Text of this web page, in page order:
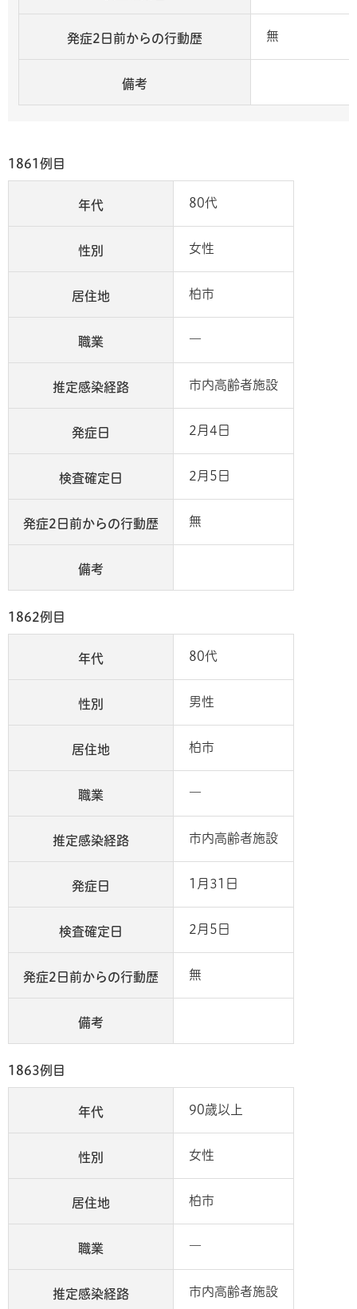
発症2日前からの行動歴 無
備考
1861例目
年代 80代
性別 女性
居住地 柏市
職業 ―
推定感染経路 市内高齢者施設
発症日 2月4日
検査確定日 2月5日
発症2日前からの行動歴 無
備考
1862例目
年代 80代
性別 男性
居住地 柏市
職業 ―
推定感染経路 市内高齢者施設
発症日 1月31日
検査確定日 2月5日
発症2日前からの行動歴 無
備考
1863例目
年代 90歳以上
性別 女性
居住地 柏市
職業 ―
推定感染経路 市内高齢者施設